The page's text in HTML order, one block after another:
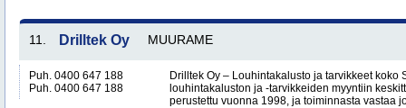
11. Drilltek Oy MUURAME
Puh. 0400 647 188
Puh. 0400 647 188
Drilltek Oy – Louhintakalusto ja tarvikkeet koko
louhintakaluston ja -tarvikkeiden myyntiin
perustettu vuonna 1998, ja toiminnasta vastaa